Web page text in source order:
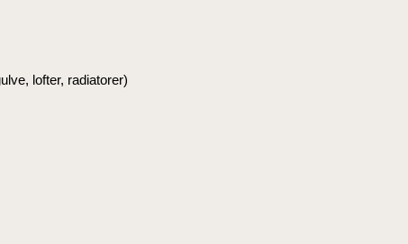
lofter, radiatorer)